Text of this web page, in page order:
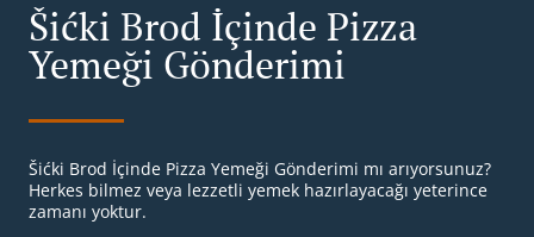
Šićki Brod İçinde Pizza
Yemeği Gönderimi
Šićki Brod İçinde Pizza Yemeği Gönderimi mı arıyorsunuz?
Herkes bilmez veya lezzetli yemek hazırlayacağı yeterince
zamanı yoktur.